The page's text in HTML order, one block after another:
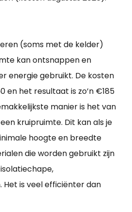
(soms met de kelder)
kan ontsnappen en
energie gebruikt. De kosten
en het resultaat is zo’n €185
manier is het van
kruipruimte. Dit kan als je
hoogte en breedte
die worden gebruikt zijn
isolatiechape,
is veel efficiënter dan